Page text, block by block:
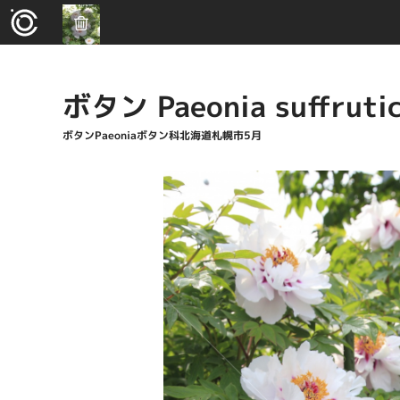
ボタン Paeonia
ボタンPaeoniaボタン科北海道札幌市5月